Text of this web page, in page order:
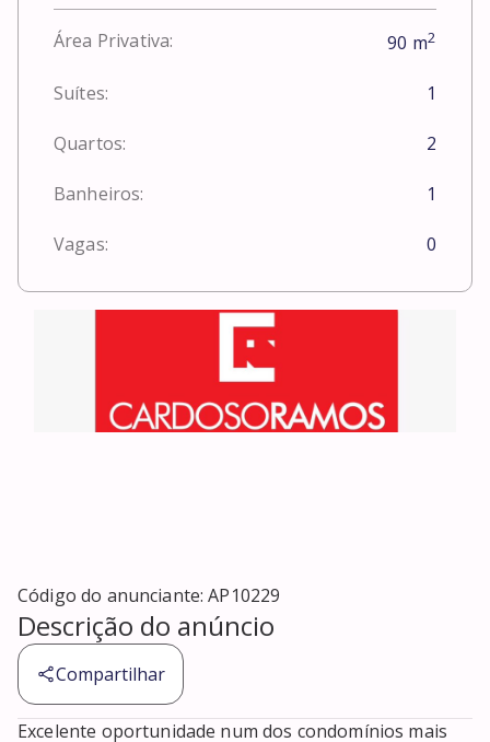
Área Privativa: 90 m2
Suítes: 1
Quartos: 2
Banheiros: 1
Vagas: 0
Código do anunciante:AP10229
Descrição do anúncio
Compartilhar
Excelente oportunidade num dos condomínios mais